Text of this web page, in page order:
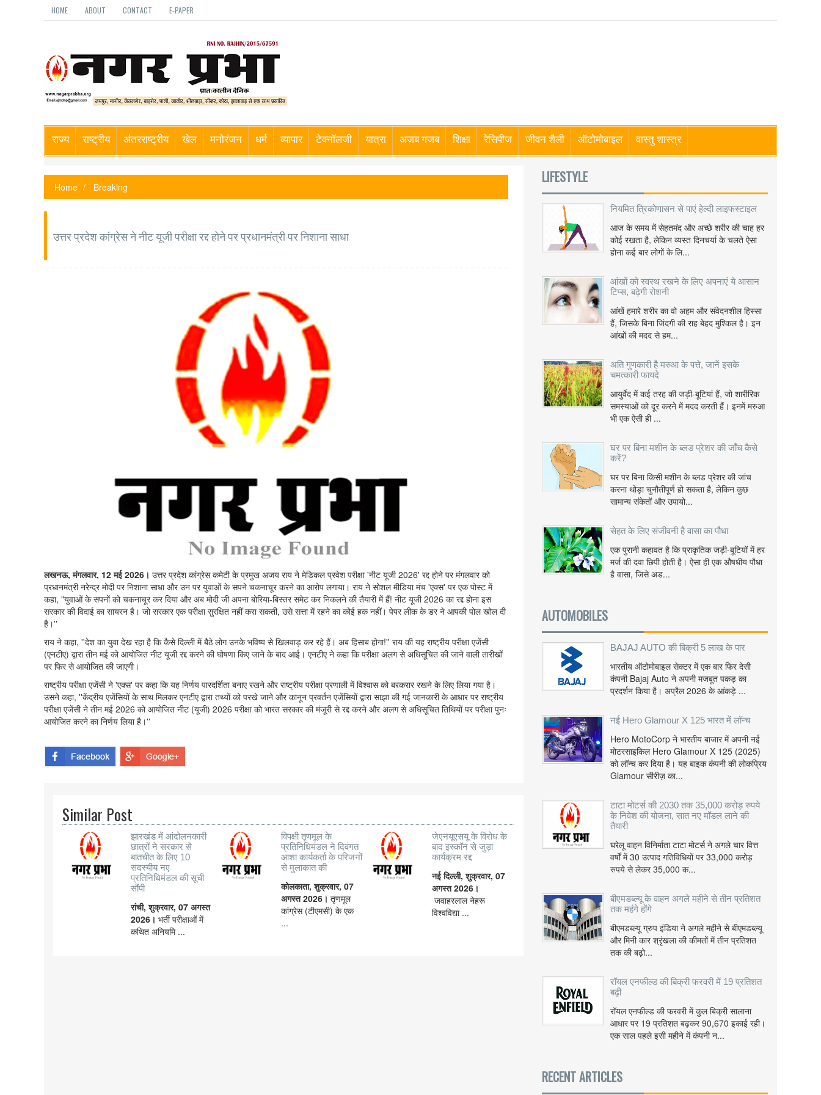
HOME ABOUT CONTACT E-PAPER
राज्य राष्ट्रीय अंतरराष्ट्रीय खेल मनोरंजन धर्म व्यापार टेक्नॉलजी यात्रा अजब गजब शिक्षा रेसिपीज जीवन शैली ऑटोमोबाइल वास्तु शास्त्र
Home Breaking
उत्तर प्रदेश कांग्रेस ने नीट यूजी परीक्षा रद्द होने पर प्रधानमंत्री पर निशाना साधा
लखनऊ, मंगलवार, 12 मई 2026। उत्तर प्रदेश कांग्रेस कमेटी के प्रमुख अजय राय ने मेडिकल प्रवेश परीक्षा 'नीट यूजी 2026' रद्द होने पर मंगलवार को
प्रधानमंत्री नरेन्द्र मोदी पर निशाना साधा और उन पर युवाओं के सपने चकनाचूर करने का आरोप लगाया। राय ने सोशल मीडिया मंच 'एक्स' पर एक पोस्ट में
कहा, "युवाओं के सपनों को चकनाचूर कर दिया और अब मोदी जी अपना बोरिया-बिस्तर समेट कर निकलने की तैयारी में हैं! नीट यूजी 2026 का रद्द होना इस
सरकार की विदाई का सायरन है। जो सरकार एक परीक्षा सुरक्षित नहीं करा सकती, उसे सत्ता में रहने का कोई हक नहीं। पेपर लीक के डर ने आपकी पोल खोल दी
है।''
राय ने कहा, ''देश का युवा देख रहा है कि कैसे दिल्ली में बैठे लोग उनके भविष्य से खिलवाड़ कर रहे हैं। अब हिसाब होगा!'' राय की यह राष्ट्रीय परीक्षा एजेंसी
(एनटीए) द्वारा तीन मई को आयोजित नीट यूजी रद्द करने की घोषणा किए जाने के बाद आई। एनटीए ने कहा कि परीक्षा अलग से अधिसूचित की जाने वाली तारीखों
पर फिर से आयोजित की जाएगी।
राष्ट्रीय परीक्षा एजेंसी ने 'एक्स' पर कहा कि यह निर्णय पारदर्शिता बनाए रखने और राष्ट्रीय परीक्षा प्रणाली में विश्वास को बरकरार रखने के लिए लिया गया है।
उसने कहा, ''केंद्रीय एजेंसियों के साथ मिलकर एनटीए द्वारा तथ्यों को परखे जाने और कानून प्रवर्तन एजेंसियों द्वारा साझा की गई जानकारी के आधार पर राष्ट्रीय
परीक्षा एजेंसी ने तीन मई 2026 को आयोजित नीट (यूजी) 2026 परीक्षा को भारत सरकार की मंजूरी से रद्द करने और अलग से अधिसूचित तिथियों पर परीक्षा पुनः
आयोजित करने का निर्णय लिया है।''
Similar Post
झारखंड में आंदोलनकारी
छात्रों ने सरकार से
बातचीत के लिए 10
सदस्यीय नए
प्रतिनिधिमंडल की सूची
सौंपी
रांची, शुक्रवार, 07 अगस्त
2026। भर्ती परीक्षाओं में
कथित अनियमि ...
विपक्षी तृणमूल के
प्रतिनिधिमंडल ने दिवंगत
आशा कार्यकर्ता के परिजनों
से मुलाकात की
कोलकाता, शुक्रवार, 07
अगस्त 2026।तृणमूल
कांग्रेस (टीएमसी) के एक
...
जेएनयूएसयू के विरोध के
बाद इस्कॉन से जुड़ा
कार्यक्रम रद्द
नई दिल्ली, शुक्रवार, 07
अगस्त 2026।
जवाहरलाल नेहरू
विश्वविद्या ...
LIFESTYLE
नियमित त्रिकोणासन से पाएं हेल्दी लाइफस्टाइल
आज के समय में सेहतमंद और अच्छे शरीर की चाह हर
कोई रखता है, लेकिन व्यस्त दिनचर्या के चलते ऐसा
होना कई बार लोगों के लि...
आंखों को स्वस्थ रखने के लिए अपनाएं ये आसान
टिप्स, बढ़ेगी रोशनी
आंखें हमारे शरीर का वो अहम और संवेदनशील हिस्सा
हैं, जिसके बिना जिंदगी की राह बेहद मुश्किल है। इन
आंखों की मदद से हम...
अति गुणकारी है मरुआ के पत्ते, जानें इसके
चमत्कारी फायदे
आयुर्वेद में कई तरह की जड़ी-बूटियां हैं, जो शारीरिक
समस्याओं को दूर करने में मदद करती हैं। इनमें मरुआ
भी एक ऐसी ही ...
घर पर बिना मशीन के ब्लड प्रेशर की जाँच कैसे
करें?
घर पर बिना किसी मशीन के ब्लड प्रेशर की जांच
करना थोड़ा चुनौतीपूर्ण हो सकता है, लेकिन कुछ
सामान्य संकेतों और उपायो...
सेहत के लिए संजीवनी है वासा का पौधा
एक पुरानी कहावत है कि प्राकृतिक जड़ी-बूटियों में हर
मर्ज की दवा छिपी होती है। ऐसा ही एक औषधीय पौधा
है वासा, जिसे अड...
AUTOMOBILES
BAJAJ AUTO की बिक्री 5 लाख के पार
भारतीय ऑटोमोबाइल सेक्टर में एक बार फिर देसी
कंपनी Bajaj Auto ने अपनी मजबूत पकड़ का
प्रदर्शन किया है। अप्रैल 2026 के आंकड़े ...
नई Hero Glamour X 125 भारत में लॉन्च
Hero MotoCorp ने भारतीय बाजार में अपनी नई
मोटरसाइकिल Hero Glamour X 125 (2025)
को लॉन्च कर दिया है। यह बाइक कंपनी की लोकप्रिय
Glamour सीरीज़ का...
टाटा मोटर्स की 2030 तक 35,000 करोड़ रुपये
के निवेश की योजना, सात नए मॉडल लाने की
तैयारी
घरेलू वाहन विनिर्माता टाटा मोटर्स ने अगले चार वित्त
वर्षों में 30 उत्पाद गतिविधियों पर 33,000 करोड़
रुपये से लेकर 35,000 क...
बीएमडब्ल्यू के वाहन अगले महीने से तीन प्रतिशत
तक महंगे होंगे
बीएमडब्ल्यू ग्रुप इंडिया ने अगले महीने से बीएमडब्ल्यू
और मिनी कार श्रृंखला की कीमतों में तीन प्रतिशत
तक की बढ़ो...
रॉयल एनफील्ड की बिक्री फरवरी में 19 प्रतिशत
बढ़ी
रॉयल एनफील्ड की फरवरी में कुल बिक्री सालाना
आधार पर 19 प्रतिशत बढ़कर 90,670 इकाई रही।
एक साल पहले इसी महीने में कंपनी न...
RECENT ARTICLES